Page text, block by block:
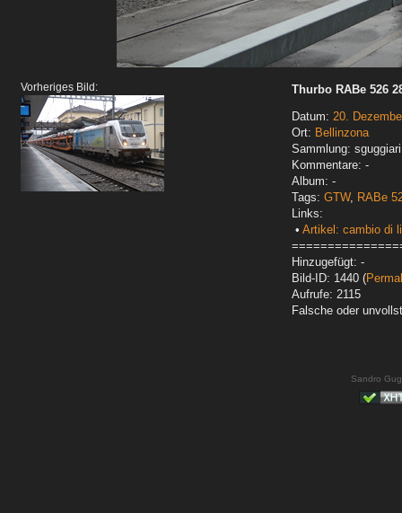
Vorheriges Bild:
Thurbo RABe 526
Datum: 20.
Ort: Bellinzona
Sammlung:
Kommentare: -
Album: -
Tags: GTW, RABe
Links:
• Artikel: cambio di
Hinzugefügt: -
Bild-ID: 1440 (
Aufrufe: 2115
Falsche oder
Sandro